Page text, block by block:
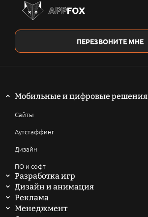
ПЕРЕЗВОНИТЕ МНЕ
Мобильные и цифровые решения
Сайты
Аутстаффинг
Дизайн
ПО и софт
Разработка игр
Мобильные игры
Компьютерные игры
Дизайн и анимация
2D анимация
3D анимация
Реклама
SEO продвижение сайтов
Менеджмент